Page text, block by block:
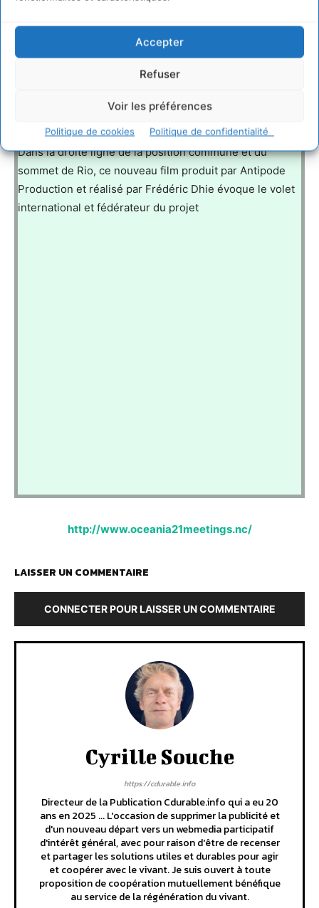
Accepter
Refuser
Voir les préférences
Politique de cookies Politique de confidentialité
Dans la droite ligne de la position commune et du
sommet de Rio, ce nouveau film produit par Antipode
Production et réalisé par Frédéric Dhie évoque le volet
international et fédérateur du projet
http://www.oceania21meetings.nc/
LAISSER UN COMMENTAIRE
CONNECTER POUR LAISSER UN COMMENTAIRE
Cyrille Souche
https://cdurable.info
Directeur de la Publication Cdurable.info qui a eu 20
ans en 2025 ... L'occasion de supprimer la publicité et
d'un nouveau départ vers un webmedia participatif
d'intérêt général, avec pour raison d'être de recenser
et partager les solutions utiles et durables pour agir
et coopérer avec le vivant. Je suis ouvert à toute
proposition de coopération mutuellement bénéfique
au service de la régénération du vivant.